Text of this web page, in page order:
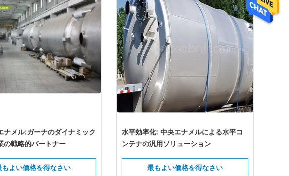
ナメル:ガーナのダイナミック
の戦略的パートナー
もよい価格を得なさい
水平効率化: 中央エナメルによる水平コ
ンテナの汎用ソリューション
最もよい価格を得なさい